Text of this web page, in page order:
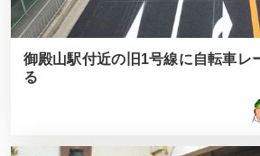
御殿山駅付近の旧1号線に自転車レ
る